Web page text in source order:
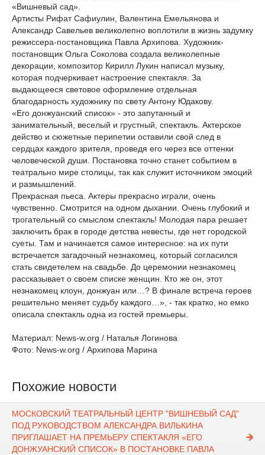
«Вишневый сад».
Артисты Рифат Сафиулин, Валентина Емельянова и
Александр Савельев великолепно воплотили в жизнь задумку
режиссера-постановщика Павла Архипова. Художник-
постановщик Ольга Соколова создала великолепные
декорации, композитор Кирилл Лукин написал музыку,
которая подчеркивает настроение спектакля. За
выдающееся световое оформление отдельная
благодарность художнику по свету Антону Юдакову.
«Его донжуанский список» - это запутанный и
занимательный, веселый и грустный, спектакль. Актерское
действо и сюжетные перипетии оставили свой след в
сердцах каждого зрителя, проведя его через все оттенки
человеческой души. Постановка точно станет событием в
театрально мире столицы, так как служит источником эмоций
и размышлений.
Прекрасная пьеса. Актеры прекрасно играли, очень
чувственно. Смотрится на одном дыхании. Очень глубокий и
трогательный со смыслом спектакль! Молодая пара решает
заключить брак в городе детства невесты, где нет городской
суеты. Там и начинается самое интересное: на их пути
встречается загадочный незнакомец, который согласился
стать свидетелем на свадьбе. До церемонии незнакомец
рассказывает о своем списке женщин. Кто же он, этот
незнакомец клоун, донжуан или…? В финале встреча героев
решительно меняет судьбу каждого…», - так кратко, но емко
описала спектакль одна из гостей премьеры.
Материал: News-w.org / Наталья Логинова
Фото: News-w.org / Архипова Марина
Похожие новости
МОСКОВСКИЙ ТЕАТРАЛЬНЫЙ ЦЕНТР "ВИШНЕВЫЙ САД"
ПОД РУКОВОДСТВОМ АЛЕКСАНДРА ВИЛЬКИНА
ПРИГЛАШАЕТ НА ПРЕМЬЕРУ СПЕКТАКЛЯ «ЕГО
ДОНЖУАНСКИЙ СПИСОК» В ПОСТАНОВКЕ ПАВЛА